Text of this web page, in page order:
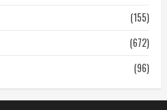
(155)
(672)
(96)